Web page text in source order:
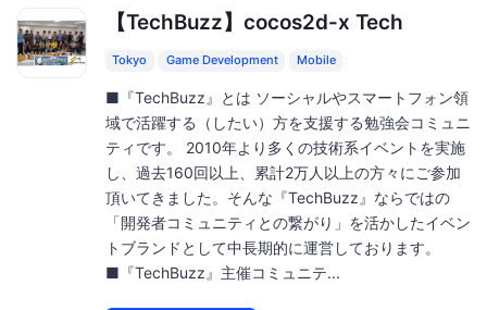
【TechBuzz】cocos2d-x Tech
Tokyo Game Development Mobile
■『TechBuzz』とは ソーシャルやスマートフォン領
域で活躍する（したい）方を支援する勉強会コミュニ
ティです。 2010年より多くの技術系イベントを実施
し、過去160回以上、累計2万人以上の方々にご参加
頂いてきました。そんな『TechBuzz』ならではの
「開発者コミュニティとの繋がり」を活かしたイベン
トブランドとして中長期的に運営しております。
■『TechBuzz』主催コミュニテ...